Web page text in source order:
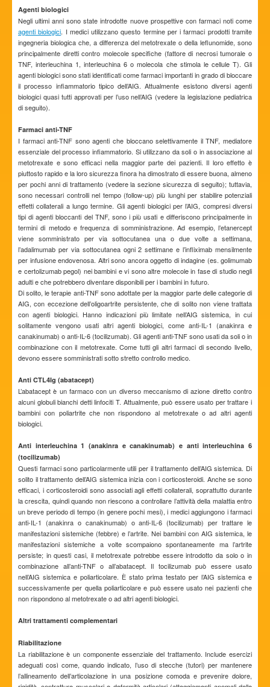
Agenti biologici
Negli ultimi anni sono state introdotte nuove prospettive con farmaci noti come
agenti biologici. I medici utilizzano questo termine per i farmaci prodotti tramite
ingegneria biologica che, a differenza del metotrexate o della leflunomide, sono
principalmente diretti contro molecole specifiche (fattore di necrosi tumorale o
TNF, interleuchina 1, interleuchina 6 o molecola che stimola le cellule T). Gli
agenti biologici sono stati identificati come farmaci importanti in grado di bloccare
il processo infiammatorio tipico dell’AIG. Attualmente esistono diversi agenti
biologici quasi tutti approvati per l’uso nell’AIG (vedere la legislazione pediatrica
di seguito).
Farmaci anti-TNF
I farmaci anti-TNF sono agenti che bloccano selettivamente il TNF, mediatore
essenziale del processo infiammatorio. Si utilizzano da soli o in associazione al
metotrexate e sono efficaci nella maggior parte dei pazienti. Il loro effetto è
piuttosto rapido e la loro sicurezza finora ha dimostrato di essere buona, almeno
per pochi anni di trattamento (vedere la sezione sicurezza di seguito); tuttavia,
sono necessari controlli nel tempo (follow-up) più lunghi per stabilire potenziali
effetti collaterali a lungo termine. Gli agenti biologici per l’AIG, compresi diversi
tipi di agenti bloccanti del TNF, sono i più usati e differiscono principalmente in
termini di metodo e frequenza di somministrazione. Ad esempio, l’etanercept
viene somministrato per via sottocutanea una o due volte a settimana,
l’adalimumab per via sottocutanea ogni 2 settimane e l’infliximab mensilmente
per infusione endovenosa. Altri sono ancora oggetto di indagine (es. golimumab
e certolizumab pegol) nei bambini e vi sono altre molecole in fase di studio negli
adulti e che potrebbero diventare disponibili per i bambini in futuro.
Di solito, le terapie anti-TNF sono adottate per la maggior parte delle categorie di
AIG, con eccezione dell’oligoartrite persistente, che di solito non viene trattata
con agenti biologici. Hanno indicazioni più limitate nell’AIG sistemica, in cui
solitamente vengono usati altri agenti biologici, come anti-IL-1 (anakinra e
canakinumab) o anti-IL-6 (tocilizumab). Gli agenti anti-TNF sono usati da soli o in
combinazione con il metotrexate. Come tutti gli altri farmaci di secondo livello,
devono essere somministrati sotto stretto controllo medico.
Anti CTL4Ig (abatacept)
L’abatacept è un farmaco con un diverso meccanismo di azione diretto contro
alcuni globuli bianchi detti linfociti T. Attualmente, può essere usato per trattare i
bambini con poliartrite che non rispondono al metotrexate o ad altri agenti
biologici.
Anti interleuchina 1 (anakinra e canakinumab) e anti interleuchina 6
(tocilizumab)
Questi farmaci sono particolarmente utili per il trattamento dell’AIG sistemica. Di
solito il trattamento dell’AIG sistemica inizia con i corticosteroidi. Anche se sono
efficaci, i corticosteroidi sono associati agli effetti collaterali, soprattutto durante
la crescita, quindi quando non riescono a controllare l’attività della malattia entro
un breve periodo di tempo (in genere pochi mesi), i medici aggiungono i farmaci
anti-IL-1 (anakinra o canakinumab) o anti-IL-6 (tocilizumab) per trattare le
manifestazioni sistemiche (febbre) e l’artrite. Nei bambini con AIG sistemica, le
manifestazioni sistemiche a volte scompaiono spontaneamente ma l’artrite
persiste; in questi casi, il metotrexate potrebbe essere introdotto da solo o in
combinazione all’anti-TNF o all’abatacept. Il tocilizumab può essere usato
nell’AIG sistemica e poliarticolare. È stato prima testato per l’AIG sistemica e
successivamente per quella poliarticolare e può essere usato nei pazienti che
non rispondono al metotrexate o ad altri agenti biologici.
Altri trattamenti complementari
Riabilitazione
La riabilitazione è un componente essenziale del trattamento. Include esercizi
adeguati così come, quando indicato, l’uso di stecche (tutori) per mantenere
l’allineamento dell’articolazione in una posizione comoda e prevenire dolore,